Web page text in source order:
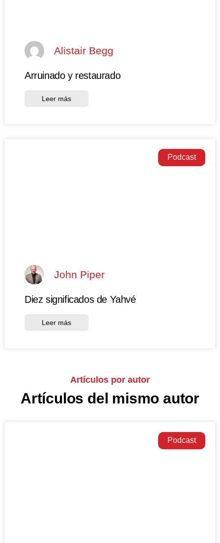
Alistair Begg
Arruinado y restaurado
Leer más
Podcast
John Piper
Diez significados de Yahvé
Leer más
Artículos por autor
Artículos del mismo autor
Podcast